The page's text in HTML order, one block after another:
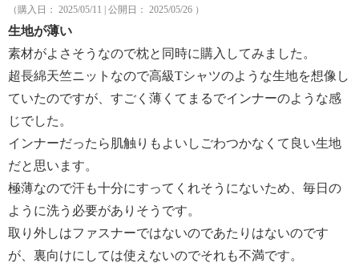
（購入日： 2025/05/11 | 公開日： 2025/05/26 ）
生地が薄い
素材がよさそうなので枕と同時に購入してみました。
超長綿天竺ニットなので高級Tシャツのような生地を想像し
ていたのですが、すごく薄くてまるでインナーのような感
じでした。
インナーだったら肌触りもよいしごわつかなくて良い生地
だと思います。
極薄なので汗も十分にすってくれそうにないため、毎日の
ように洗う必要がありそうです。
取り外しはファスナーではないのであたりはないのです
が、裏向けにしては使えないのでそれも不満です。